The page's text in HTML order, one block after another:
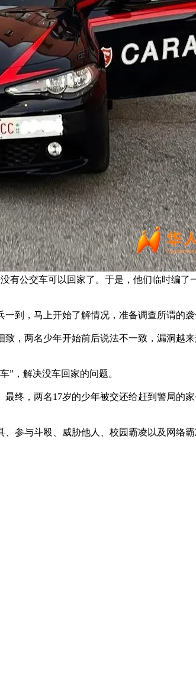
有公交车可以回家了。于是，他们临时编了
到，马上开始了解情况，准备调查所谓的
，两名少年开始前后说法不一致，漏洞越
”，解决没车回家的问题。
终，两名17岁的少年被交还给赶到警局的
参与斗殴、威胁他人、校园霸凌以及网络